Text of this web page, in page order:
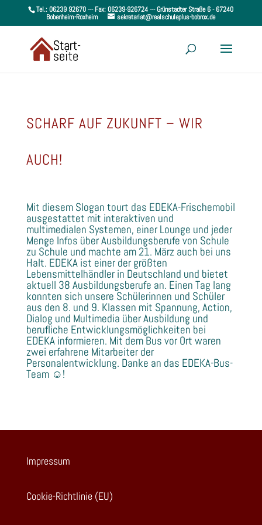
Tel.: 06239 92670 --- Fax: 06239-926724 --- Grünstadter Straße 6 - 67240
Bobenheim-Roxheim
sekretariat@realschuleplus-bobrox.de
SCHARF AUF ZUKUNFT – WIR
AUCH!
Mit diesem Slogan tourt das EDEKA-Frischemobil
ausgestattet mit interaktiven und
multimedialen Systemen, einer Lounge und jeder
Menge Infos über Ausbildungsberufe von Schule
zu Schule und machte am 21. März auch bei uns
Halt. EDEKA ist einer der größten
Lebensmittelhändler in Deutschland und bietet
aktuell 38 Ausbildungsberufe an. Einen Tag lang
konnten sich unsere Schülerinnen und Schüler
aus den 8. und 9. Klassen mit Spannung, Action,
Dialog und Multimedia über Ausbildung und
berufliche Entwicklungsmöglichkeiten bei
EDEKA informieren. Mit dem Bus vor Ort waren
zwei erfahrene Mitarbeiter der
Personalentwicklung. Danke an das EDEKA-Bus-
Team ☺!
Impressum
Cookie-Richtlinie (EU)